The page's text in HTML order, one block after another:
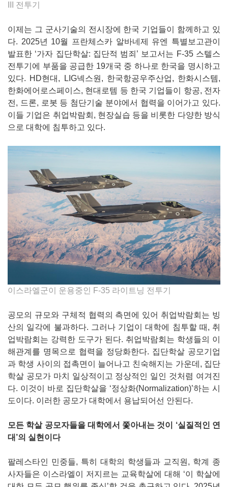
III 전투기
이제는 그 군사기술의 전시장에 한국 기업들이 함께하고 있
다. 2025년 10월 프란체스카 알바네제 유엔 특별보고관이
발표한 ‘가자 집단학살: 집단적 범죄’ 보고서는 F-35 스텔스
전투기에 부품을 공급한 19개국 중 하나로 한국을 명시하고
있다. HD현대, LIG넥스원, 한국항공우주산업, 한화시스템,
한화에어로스페이스, 현대로템 등 한국 기업들이 항공, 전자
전, 드론, 로봇 등 첨단기술 분야에서 협력을 이어가고 있다.
이들 기업은 취업박람회, 현장실습 등을 비롯한 다양한 방식
으로 대학에 침투하고 있다.
이스라엘군이 운용중인 F-35 라이트닝 전투기
공모의 규모와 구체적 협력의 측면에 있어 취업박람회는 빙
산의 일각에 불과하다. 그러나 기업이 대학에 침투할 때, 취
업박람회는 강력한 도구가 된다. 취업박람회는 학생들의 이
해관계를 명목으로 협력을 정당화한다. 집단학살 공모기업
과 학생 사이의 접촉면이 늘어나고 친숙해지는 가운데, 집단
학살 공모가 마치 일상적이고 정상적인 일인 것처렴 여겨진
다. 이것이 바로 집단학살을 ‘정상화(Normalization)’하는 시
도이다. 이러한 공모가 대학에서 용납되어선 안된다.
모든 학살 공모자들을 대학에서 쫓아내는 것이 ‘실질적인 연
대’의 실현이다
팔레스타인 민중들, 특히 대학의 학생들과 교직원, 학계 종
사자들은 이스라엘이 저지르는 교육학살에 대해 ‘이 학살에